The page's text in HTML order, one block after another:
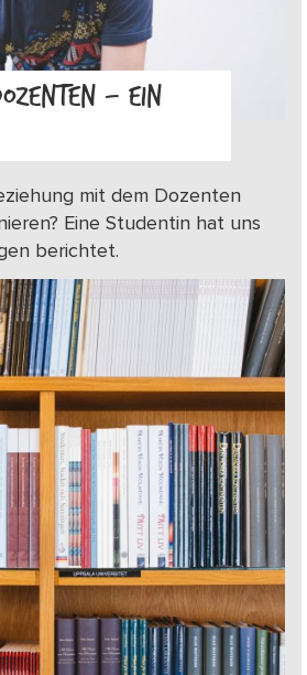
– EIN
mit dem Dozenten
Eine Studentin hat uns
berichtet.